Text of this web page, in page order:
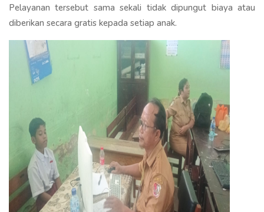
Pelayanan tersebut sama sekali tidak dipungut biaya atau
diberikan secara gratis kepada setiap anak.